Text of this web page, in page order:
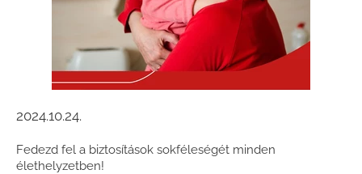
2024.10.24.
Fedezd fel a biztosítások sokféleségét minden
élethelyzetben!